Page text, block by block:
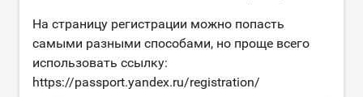
На страницу регистрации можно попасть
самыми разными способами, но проще всего
использовать ссылку:
https://passport.yandex.ru/registration/